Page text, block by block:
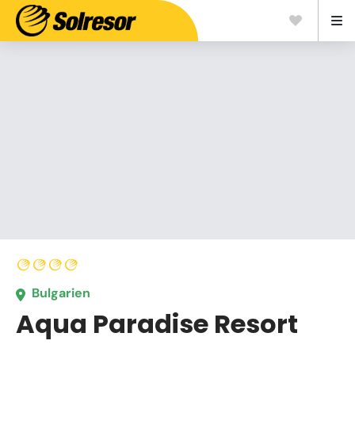
Bulgarien
Aqua Paradise Resort